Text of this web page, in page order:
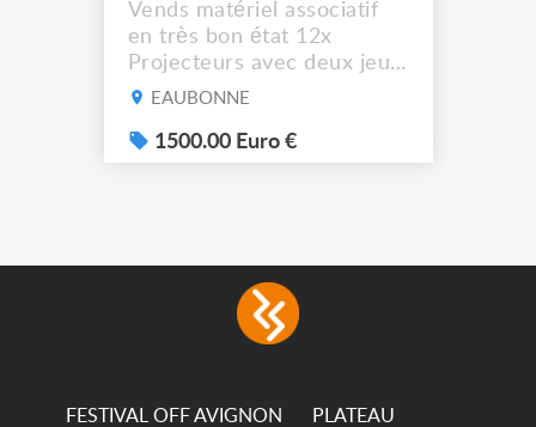
Vends matériel associatif
en très bon état 12x
Projecteurs avec deux jeux
de filtre filtre Lustr Selador
system – seven colour
LEDs providing the
consumption The
permanence of a 50,000-
EAUBONNE
1500.00 Euro €
FESTIVAL OFF AVIGNON PLATEAU